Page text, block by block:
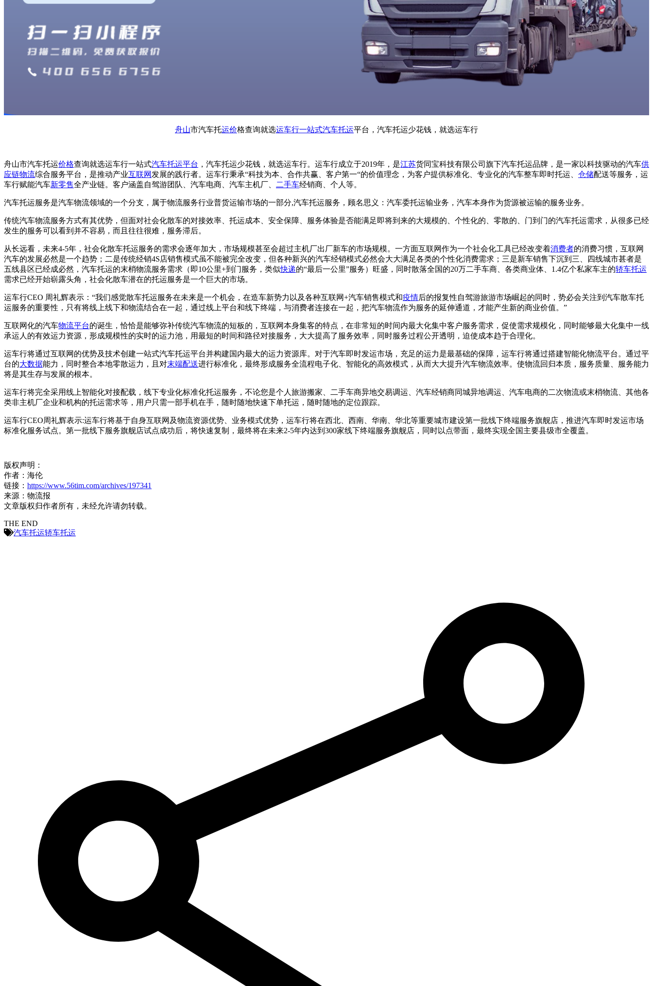
舟山市汽车托运价格查询就选运车行一站式汽车托运平台，汽车托运少花钱，就选运车行
舟山市汽车托运价格查询就选运车行一站式汽车托运平台 ，汽车托运少花钱，就选运车行。运车行成立于2019年，是江苏货同宝科技有限公司旗下汽车托运品牌，是一家以科技驱动的汽车供
应链物流综合服务平台，是推动产业互联网 发展的践行者。运车行秉承“科技为本、合作共赢、客户第一“的价值理念，为客户提供标准化、专业化的汽车整车即时托运、 仓储配送等服务，运
车行赋能汽车新零售全产业链。客户涵盖自驾游团队、汽车电商、汽车主机厂、 二手车经销商、个人等。
汽车托运服务是汽车物流领域的一个分支，属于物流服务行业普货运输市场的一部分,汽车托运服务，顾名思义：汽车委托运输业务，汽车本身作为货源被运输的服务业务。
传统汽车物流服务方式有其优势，但面对社会化散车的对接效率、托运成本、安全保障、服务体验是否能满足即将到来的大规模的、个性化的、零散的、门到门的汽车托运需求，从很多已经
发生的服务可以看到并不容易，而且往往很难，服务滞后。
从长远看，未来4-5年，社会化散车托运服务的需求会逐年加大，市场规模甚至会超过主机厂出厂新车的市场规模。一方面互联网作为一个社会化工具已经改变着消费者的消费习惯，互联网
汽车的发展必然是一个趋势；二是传统经销4S店销售模式虽不能被完全改变，但各种新兴的汽车经销模式必然会大大满足各类的个性化消费需求；三是新车销售下沉到三、四线城市甚者是
五线县区已经成必然，汽车托运的末梢物流服务需求（即10公里+到门服务，类似快递的“最后一公里”服务）旺盛，同时散落全国的20万二手车商、各类商业体、1.4亿个私家车主的轿车托运
需求已经开始崭露头角，社会化散车潜在的托运服务是一个巨大的市场。
运车行CEO 周礼辉表示：“我们感觉散车托运服务在未来是一个机会，在造车新势力以及各种互联网+汽车销售模式和疫情后的报复性自驾游旅游市场崛起的同时，势必会关注到汽车散车托
运服务的重要性，只有将线上线下和物流结合在一起，通过线上平台和线下终端，与消费者连接在一起，把汽车物流作为服务的延伸通道，才能产生新的商业价值。”
互联网化的汽车物流平台的诞生，恰恰是能够弥补传统汽车物流的短板的，互联网本身集客的特点，在非常短的时间内最大化集中客户服务需求，促使需求规模化，同时能够最大化集中一线
承运人的有效运力资源，形成规模性的实时的运力池，用最短的时间和路径对接服务，大大提高了服务效率，同时服务过程公开透明，迫使成本趋于合理化。
运车行将通过互联网的优势及技术创建一站式汽车托运平台并构建国内最大的运力资源库。对于汽车即时发运市场，充足的运力是最基础的保障，运车行将通过搭建智能化物流平台。通过平
台的大数据能力，同时整合本地零散运力，且对末端配送进行标准化，最终形成服务全流程电子化、智能化的高效模式，从而大大提升汽车物流效率。使物流回归本质，服务质量、服务能力
将是其生存与发展的根本。
运车行将完全采用线上智能化对接配载，线下专业化标准化托运服务，不论您是个人旅游搬家、二手车商异地交易调运、汽车经销商同城异地调运、汽车电商的二次物流或末梢物流、其他各
类非主机厂企业和机构的托运需求等，用户只需一部手机在手，随时随地快速下单托运，随时随地的定位跟踪。
运车行CEO周礼辉表示:运车行将基于自身互联网及物流资源优势、业务模式优势，运车行将在西北、西南、华南、华北等重要城市建设第一批线下终端服务旗舰店，推进汽车即时发运市场
标准化服务试点。第一批线下服务旗舰店试点成功后，将快速复制，最终将在未来2-5年内达到300家线下终端服务旗舰店，同时以点带面，最终实现全国主要县级市全覆盖。
版权声明：
作者：海伦
链接： https://www.56tim.com/archives/197341
来源：物流报
文章版权归作者所有，未经允许请勿转载。
THE END
汽车托运轿车托运